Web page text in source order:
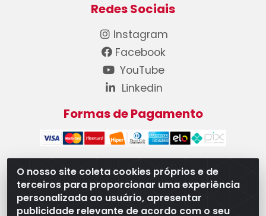
O nosso site coleta cookies próprios e de
terceiros para proporcionar uma experiência
personalizada ao usuário, apresentar
publicidade relevante de acordo com o seu
Redes Sociais
Instagram
Facebook
YouTube
Linkedin
Formas de Pagamento
WB Componentes Automotivos LTDA - CNPJ
08.528.393/0001-12 - Rua do Níquel, 667 - Parque
Oeste Industrial, Goiânia/GO - CEP 74375-660